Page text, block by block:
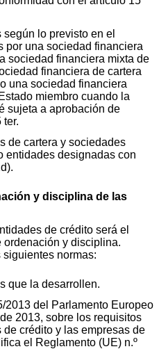
lo previsto en el
por una sociedad financiera
sociedad financiera mixta de
financiera de cartera
una sociedad financiera
miembro cuando la
sujeta a aprobación de
ter.
de cartera y sociedades
entidades designadas con
y disciplina de las
de crédito será el
ordenación y disciplina.
normas:
que la desarrollen.
2013 del Parlamento Europeo
2013, sobre los requisitos
crédito y las empresas de
el Reglamento (UE) n.º